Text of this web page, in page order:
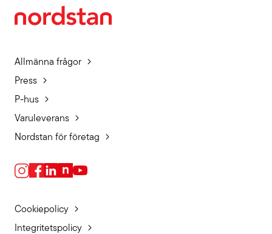
Allmänna frågor
Press
P-hus
Varuleverans
Nordstan för företag
Cookiepolicy
Integritetspolicy